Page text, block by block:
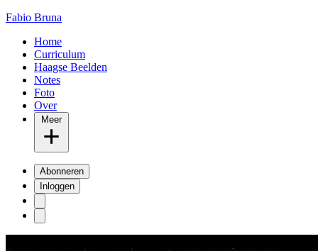
Fabio Bruna
Home
Curriculum
Haagse Beelden
Notes
Foto
Over
Meer
Abonneren
Inloggen